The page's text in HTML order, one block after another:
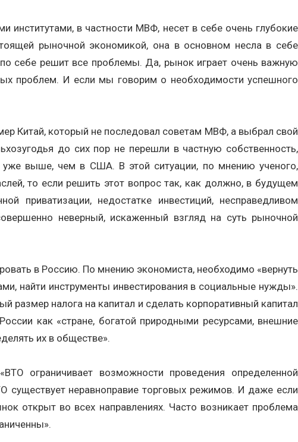
в частности МВФ, несет в себе очень глубокие
рыночной экономикой, она в основном несла в себе
себе решит все проблемы. Да, рынок играет очень важную
проблем. И если мы говорим о необходимости успешного
Китай, который не последовал советам МВФ, а выбрал свой
до сих пор не перешли в частную собственность,
уже выше, чем в США. В этой ситуации, по мнению ученого,
то если решить этот вопрос так, как должно, в будущем
приватизации, недостатке инвестиций, несправедливом
неверный, искаженный взгляд на суть рыночной
в Россию. По мнению экономиста, необходимо «вернуть
найти инструменты инвестирования в социальные нужды».
налога на капитал и сделать корпоративный капитал
как «стране, богатой природными ресурсами, внешние
их в обществе».
ограничивает возможности проведения определенной
существует неравноправие торговых режимов. И даже если
открыт во всех направлениях. Часто возникает проблема